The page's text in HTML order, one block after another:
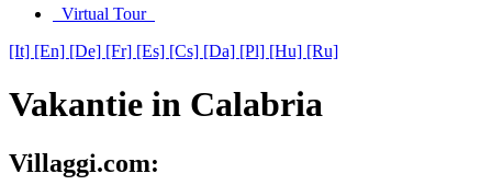
Virtual Tour
[It] [En] [De] [Fr] [Es] [Cs] [Da] [Pl] [Hu] [Ru]
Vakantie in Calabria
Villaggi.com: